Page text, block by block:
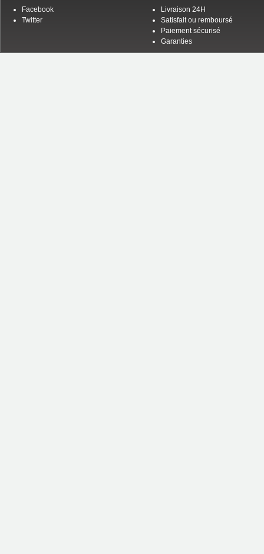
Facebook
Twitter
Livraison 24H
Satisfait ou remboursé
Paiement sécurisé
Garanties